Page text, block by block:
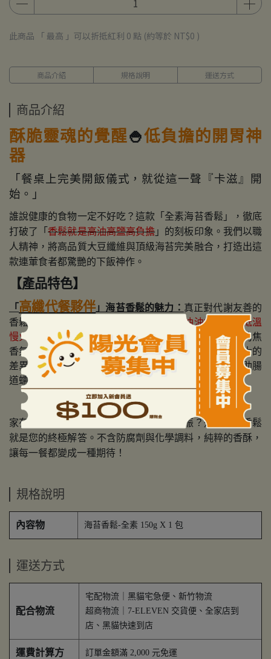
此商品 「 最高 」可以折抵紅利 0 點 (約等於 NT$0 )
商品介紹 規格說明 運送方式
商品介紹
酥脆靈魂的覺醒🍚低負擔的開胃神
器
「餐桌上完美開飯儀式，就從這一聲『卡滋』開
始。」
誰說健康的食物一定不好吃？這款「全素海苔香鬆」，徹底
打破了「香鬆就是高油高鹽高負擔」的刻板印象。我們以職
人精神，將高品質大豆纖維與頂級海苔完美融合，打造出這
款連葷食者都驚艷的下飯神作。
【產品特色】
「 高纖代餐夥伴」海苔香鬆的魅力： 真正對代謝友善的
香鬆，不該讓身體感到油膩。我們
捨棄高油油炸，改用低溫
慢火烘焙，不僅油脂含量大幅調降，更保留了食材原始的焦
香氣與酥脆口感，吃完盤底不留油漬，這就是與他牌最大的
差異。鎖住營養卻不鎖住負擔，海苔中的天然纖維能協助腸
道蠕動，與大豆纖維聯手，為您的腸道溫和『助推』。
家有挑食的小朋友？或是早餐總是食慾不振？這包海苔香鬆
就是您的終極解答。不含防腐劑與化學調料，純粹的香酥，
讓每一餐都變成一種期待！
規格說明
內容物 海苔香鬆-全素 150g X 1 包
運送方式
配合物流
宅配物流｜黑貓宅急便、新竹物流
超商物流｜7-ELEVEN 交貨便、全家店到
店、黑貓快速到店
運費計算方
訂單金額滿 2,000 元免運